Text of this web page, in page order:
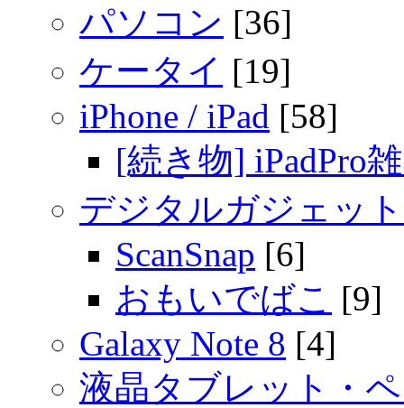
パソコン [36]
ケータイ [19]
iPhone / iPad [58]
[続き物] iPadPro
デジタルガジェット
ScanSnap [6]
おもいでばこ [9]
Galaxy Note 8 [4]
液晶タブレット・